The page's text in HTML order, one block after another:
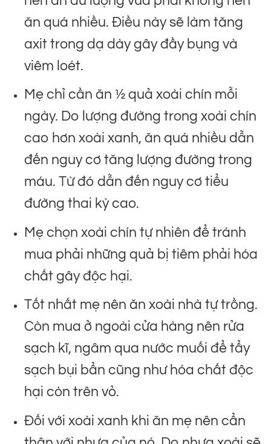
ăn quá nhiều. Điều này sẽ làm tăng
axit trong dạ dày gây đầy bụng và
viêm loét.
Mẹ chỉ cần ăn ½ quả xoài chín mỗi
ngày. Do lượng đường trong xoài chín
cao hơn xoài xanh, ăn quá nhiều dẫn
đến nguy cơ tăng lượng đường trong
máu. Từ đó dẫn đến nguy cơ tiểu
đường thai kỳ cao.
Mẹ chọn xoài chín tự nhiên để tránh
mua phải những quả bị tiêm phải hóa
chất gây độc hại.
Tốt nhất mẹ nên ăn xoài nhà tự trồng.
Còn mua ở ngoài cửa hàng nên rửa
sạch kĩ, ngâm qua nước muối để tẩy
sạch bụi bẩn cũng như hóa chất độc
hại còn trên vỏ.
Đối với xoài xanh khi ăn mẹ nên cẩn